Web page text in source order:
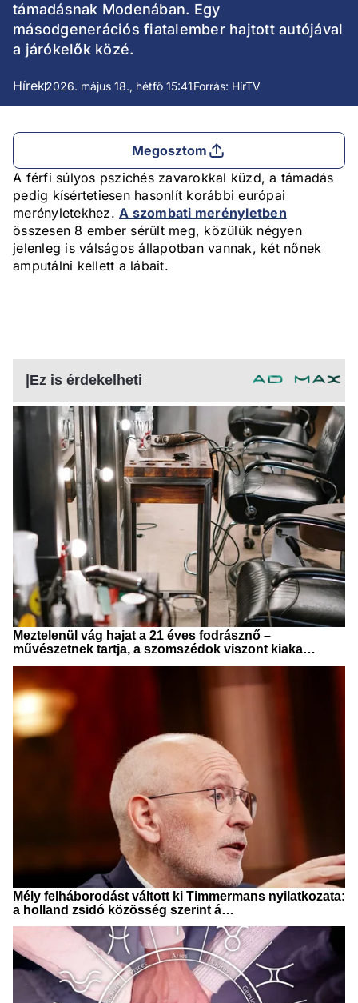
támadásnak Modenában. Egy
másodgenerációs fiatalember hajtott autójával
a járókelők közé.
Hírek2026. május 18., hétfő 15:41Forrás: HírTV
Megosztom
A férfi súlyos pszichés zavarokkal küzd, a támadás
pedig kísértetiesen hasonlít korábbi európai
merényletekhez. A szombati merényletben
összesen 8 ember sérült meg, közülük négyen
jelenleg is válságos állapotban vannak, két nőnek
amputálni kellett a lábait.